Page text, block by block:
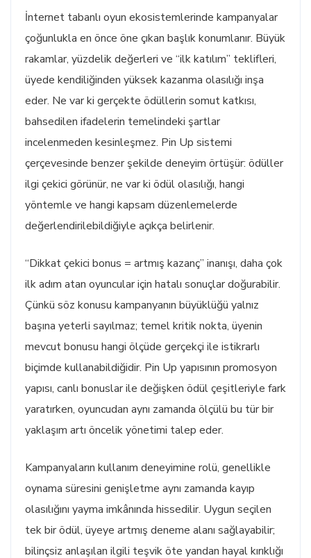
İnternet tabanlı oyun ekosistemlerinde kampanyalar
çoğunlukla en önce öne çıkan başlık konumlanır. Büyük
rakamlar, yüzdelik değerleri ve “ilk katılım” teklifleri,
üyede kendiliğinden yüksek kazanma olasılığı inşa
eder. Ne var ki gerçekte ödüllerin somut katkısı,
bahsedilen ifadelerin temelindeki şartlar
incelenmeden kesinleşmez. Pin Up sistemi
çerçevesinde benzer şekilde deneyim örtüşür: ödüller
ilgi çekici görünür, ne var ki ödül olasılığı, hangi
yöntemle ve hangi kapsam düzenlemelerde
değerlendirilebildiğiyle açıkça belirlenir.
“Dikkat çekici bonus = artmış kazanç” inanışı, daha çok
ilk adım atan oyuncular için hatalı sonuçlar doğurabilir.
Çünkü söz konusu kampanyanın büyüklüğü yalnız
başına yeterli sayılmaz; temel kritik nokta, üyenin
mevcut bonusu hangi ölçüde gerçekçi ile istikrarlı
biçimde kullanabildiğidir. Pin Up yapısının promosyon
yapısı, canlı bonuslar ile değişken ödül çeşitleriyle fark
yaratırken, oyuncudan aynı zamanda ölçülü bu tür bir
yaklaşım artı öncelik yönetimi talep eder.
Kampanyaların kullanım deneyimine rolü, genellikle
oynama süresini genişletme aynı zamanda kayıp
olasılığını yayma imkânında hissedilir. Uygun seçilen
tek bir ödül, üyeye artmış deneme alanı sağlayabilir;
bilinçsiz anlaşılan ilgili teşvik öte yandan hayal kırıklığı